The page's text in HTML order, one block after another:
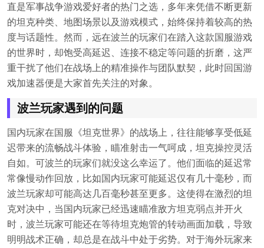
直是军事战争游戏爱好者的热门之选，多年来凭借不断更新
的坦克种类、地图场景以及游戏模式，始终保持着较高的热
度与话题性。然而，远在波兰的玩家们在踏入这款国服游戏
的世界时，却饱受高延迟、连接不稳定等问题的折磨，这严
重干扰了他们在战场上的精准操作与团队默契，此时回国游
戏加速器便是大家首先关注的对象。
波兰玩家遇到的问题
国内玩家在国服《坦克世界》的战场上，往往能够享受低延
迟带来的流畅战斗体验，瞄准射击一气呵成，坦克操控灵活
自如。可波兰的玩家们就没这么幸运了。他们面临的延迟常
常像慢动作回放，比如国内玩家可能延迟仅有几十毫秒，而
波兰玩家却可能高达几百毫秒甚至更多。这使得在激烈的坦
克对决中，当国内玩家已经迅速瞄准敌方坦克弱点并开火
时，波兰玩家可能还在等待坦克炮管的转动画面加载，导致
明明战术正确，却总是在战斗中处于劣势。对于海外玩家来